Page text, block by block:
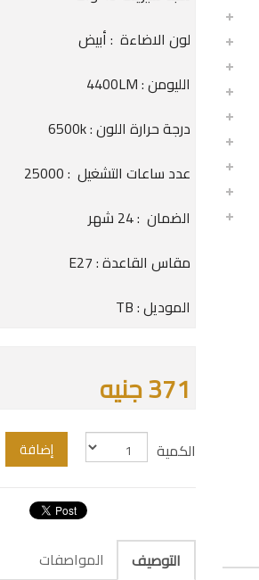
لون الاضاءة : أبيض
الليومن : 4400LM
درجة حرارة اللون : 6500k
عدد ساعات التشغيل : 25000
الضمان : 24 شهر
مقاس القاعدة : E27
الموديل : TB
371 جنيه
الكمية إضافة
التوصيف
المواصفات